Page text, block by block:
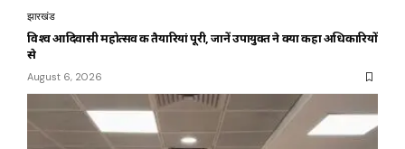
झारखंड
विश्व आदिवासी महोत्सव की तैयारियां पूरी, जानें उपायुक्त ने क्या कहा अधिकारियों
से
August 6, 2026